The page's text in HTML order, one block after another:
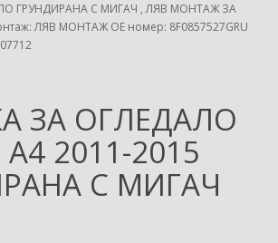
ГРУНДИРАНА С МИГАЧ , ЛЯВ МОНТАЖ ЗА
ЛЯВ МОНТАЖ ОЕ номер: 8F0857527GRU
ЗА ОГЛЕДАЛО
2011-2015
С МИГАЧ